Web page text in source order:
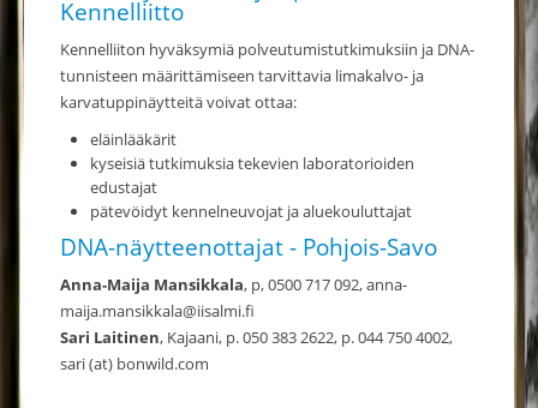
Kennelliitto
Kennelliiton hyväksymiä polveutumistutkimuksiin ja DNA-
tunnisteen määrittämiseen tarvittavia limakalvo- ja
karvatuppinäytteitä voivat ottaa:
eläinlääkärit
kyseisiä tutkimuksia tekevien laboratorioiden
edustajat
pätevöidyt kennelneuvojat ja aluekouluttajat
DNA-näytteenottajat - Pohjois-Savo
Anna-Maija Mansikkala, p, 0500 717 092, anna-
maija.mansikkala@iisalmi.fi
Sari Laitinen, Kajaani, p. 050 383 2622, p. 044 750 4002,
sari (at) bonwild.com